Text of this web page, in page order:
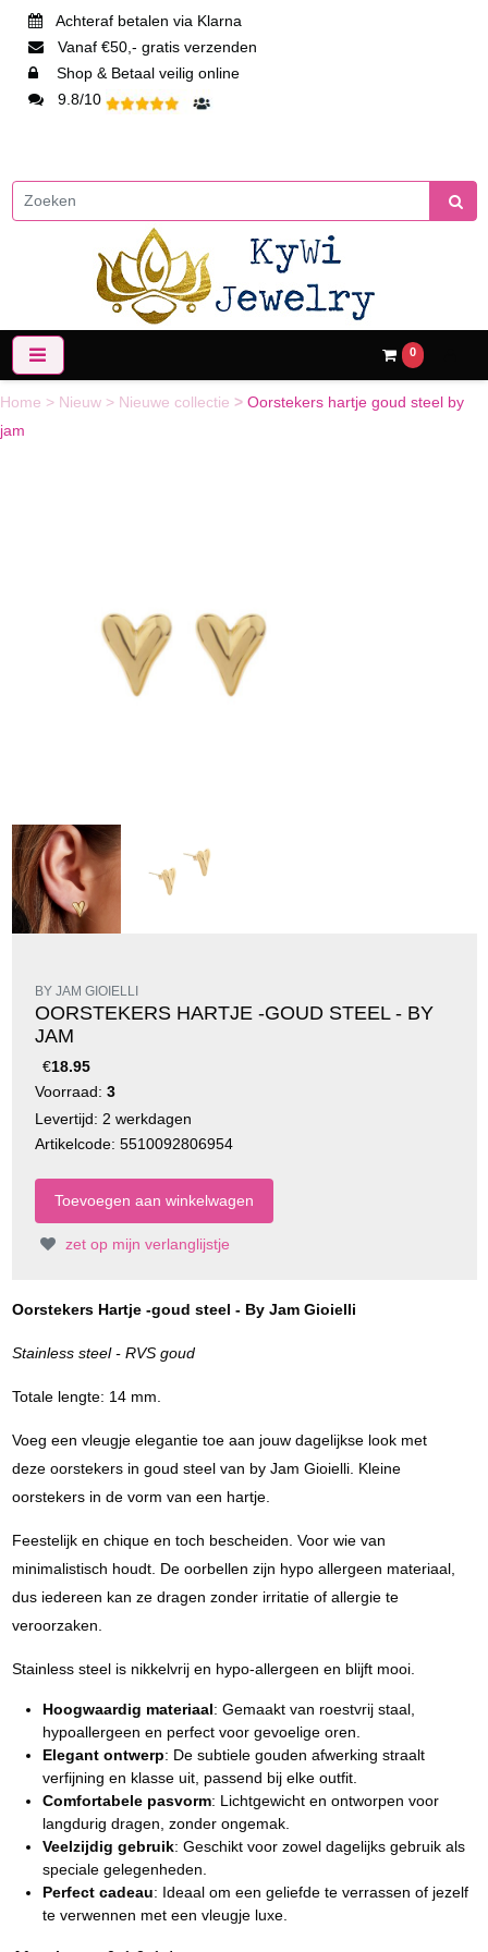
Achteraf betalen via Klarna
Vanaf €50,- gratis verzenden
Shop & Betaal veilig online
9.8/10
0
Home > Nieuw > Nieuwe collectie > Oorstekers hartje goud steel by
jam
BY JAM GIOIELLI
OORSTEKERS HARTJE -GOUD STEEL - BY
JAM
€18.95
Voorraad: 3
Levertijd: 2 werkdagen
Artikelcode: 5510092806954
zet op mijn verlanglijstje
Oorstekers Hartje -goud steel - By Jam Gioielli
Stainless steel - RVS goud
Totale lengte: 14 mm.
Voeg een vleugje elegantie toe aan jouw dagelijkse look met
deze oorstekers in goud steel van by Jam Gioielli. Kleine
oorstekers in de vorm van een hartje.
Feestelijk en chique en toch bescheiden. Voor wie van
minimalistisch houdt. De oorbellen zijn hypo allergeen materiaal,
dus iedereen kan ze dragen zonder irritatie of allergie te
veroorzaken.
Stainless steel is nikkelvrij en hypo-allergeen en blijft mooi.
Hoogwaardig materiaal: Gemaakt van roestvrij staal,
hypoallergeen en perfect voor gevoelige oren.
Elegant ontwerp: De subtiele gouden afwerking straalt
verfijning en klasse uit, passend bij elke outfit.
Comfortabele pasvorm: Lichtgewicht en ontworpen voor
langdurig dragen, zonder ongemak.
Veelzijdig gebruik: Geschikt voor zowel dagelijks gebruik als
speciale gelegenheden.
Perfect cadeau: Ideaal om een geliefde te verrassen of jezelf
te verwennen met een vleugje luxe.